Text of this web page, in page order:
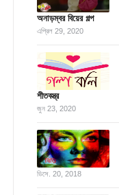
অনাড়ম্বর বিয়ের গল্প
এপ্রিল 29, 2020
শীতবস্ত্র
জুন 23, 2020
ডিসে. 20, 2018